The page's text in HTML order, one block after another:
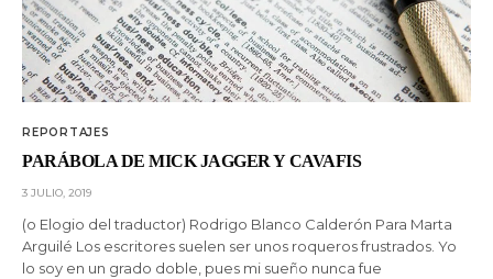
REPORTAJES
PARÁBOLA DE MICK JAGGER Y CAVAFIS
3 JULIO, 2019
(o Elogio del traductor) Rodrigo Blanco Calderón Para Marta
Arguilé Los escritores suelen ser unos roqueros frustrados. Yo
lo soy en un grado doble, pues mi sueño nunca fue